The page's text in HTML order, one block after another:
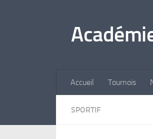
Accueil Tournois
SPORTIF